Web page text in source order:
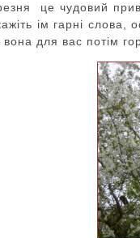
це чудовий
ім гарні
для вас потім